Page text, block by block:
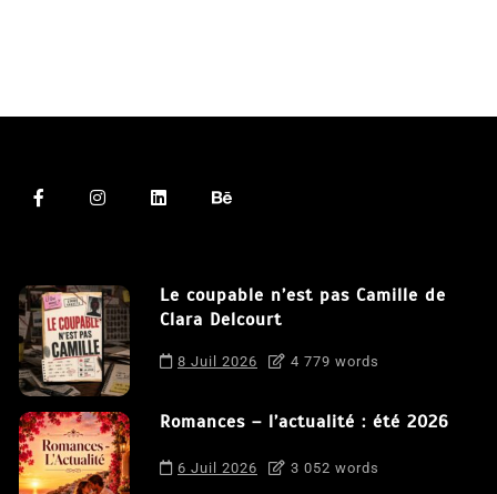
Le coupable n’est pas Camille de
Clara Delcourt
8 Juil 2026 4 779 words
Romances – l’actualité : été 2026
6 Juil 2026 3 052 words